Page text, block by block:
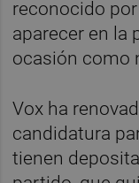
reconocido
aparecer en la
ocasión como
Vox ha
candidatura
tienen